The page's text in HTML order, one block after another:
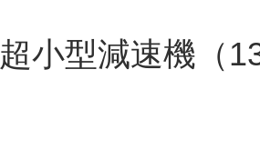
超小型減速機（